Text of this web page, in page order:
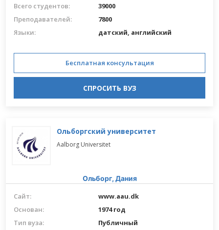
Всего студентов:
39000
Преподавателей:
7800
Языки:
датский, английский
Бесплатная консультация
СПРОСИТЬ ВУЗ
Ольборгский университет
Aalborg Universitet
Ольборг, Дания
Сайт:
www.aau.dk
Основан:
1974 год
Тип вуза:
Публичный